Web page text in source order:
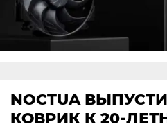
NOCTUA
КОВРИК К 20-